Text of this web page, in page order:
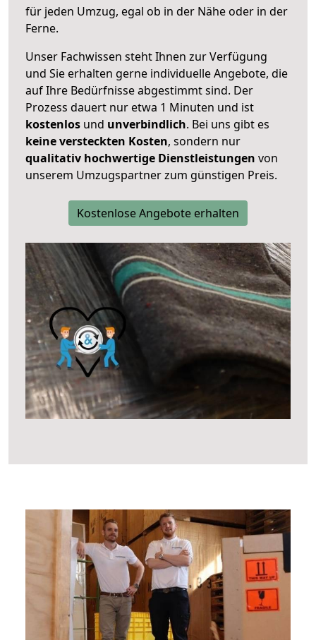
für jeden Umzug, egal ob in der Nähe oder in der
Ferne.
Unser Fachwissen steht Ihnen zur Verfügung
und Sie erhalten gerne individuelle Angebote, die
auf Ihre Bedürfnisse abgestimmt sind. Der
Prozess dauert nur etwa 1 Minuten und ist
kostenlos und unverbindlich. Bei uns gibt es
keine versteckten Kosten, sondern nur
qualitativ hochwertige Dienstleistungen von
unserem Umzugspartner zum günstigen Preis.
Kostenlose Angebote erhalten